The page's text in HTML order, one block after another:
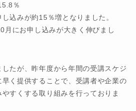
％
込みが約15％増となりました。
月にお申し込みが大きく伸びまし
たが、昨年度から年間の受講スケジ
早く提供することで、受講者や企業の
すくする取り組みを行っておりま